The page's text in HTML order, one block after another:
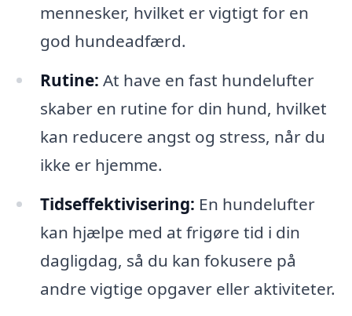
mennesker, hvilket er vigtigt for en
god hundeadfærd.
Rutine: At have en fast hundelufter
skaber en rutine for din hund, hvilket
kan reducere angst og stress, når du
ikke er hjemme.
Tidseffektivisering: En hundelufter
kan hjælpe med at frigøre tid i din
dagligdag, så du kan fokusere på
andre vigtige opgaver eller aktiviteter.